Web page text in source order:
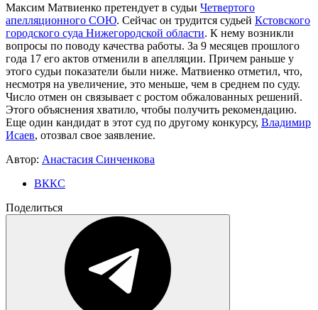
Максим Матвиенко претендует в судьи Четвертого
апелляционного СОЮ. Сейчас он трудится судьей Кстовского
городского суда Нижегородской области. К нему возникли
вопросы по поводу качества работы. За 9 месяцев прошлого
года 17 его актов отменили в апелляции. Причем раньше у
этого судьи показатели были ниже. Матвиенко отметил, что,
несмотря на увеличение, это меньше, чем в среднем по суду.
Число отмен он связывает с ростом обжалованных решений.
Этого объяснения хватило, чтобы получить рекомендацию.
Еще один кандидат в этот суд по другому конкурсу, Владимир
Исаев, отозвал свое заявление.
Автор: Анастасия Синченкова
ВККС
Поделиться